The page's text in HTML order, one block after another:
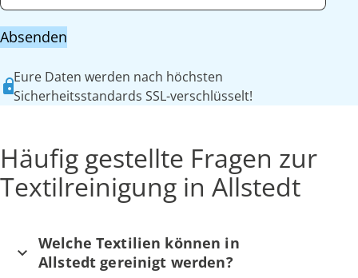
Absenden
Eure Daten werden nach höchsten
Sicherheitsstandards SSL-verschlüsselt!
Häufig gestellte Fragen zur
Textilreinigung in Allstedt
Welche Textilien können in
Allstedt gereinigt werden?